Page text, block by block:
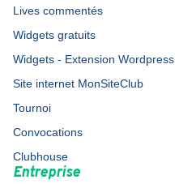
Lives commentés
Widgets gratuits
Widgets - Extension Wordpress
Site internet MonSiteClub
Tournoi
Convocations
Clubhouse
Entreprise